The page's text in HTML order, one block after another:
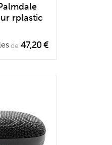
rplastic
de 47,20 €